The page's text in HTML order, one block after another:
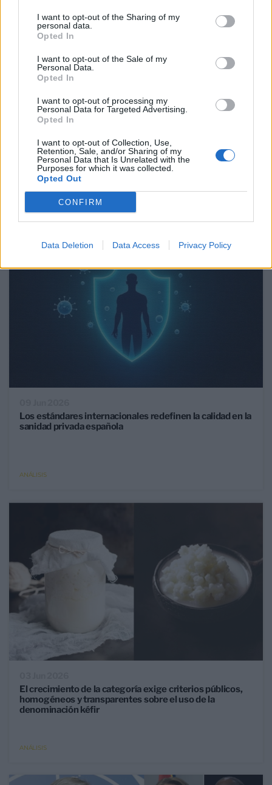
I want to opt-out of the Sharing of my
personal data.
Opted In
I want to opt-out of the Sale of my
Personal Data.
Opted In
I want to opt-out of processing my
Personal Data for Targeted Advertising.
Opted In
I want to opt-out of Collection, Use,
Retention, Sale, and/or Sharing of my
Personal Data that Is Unrelated with the
Purposes for which it was collected.
Opted Out
CONFIRM
Data Deletion Data Access Privacy Policy
La Comunidad de Madrid se sitúa como el “Gold
Standard” de la transparencia sanitaria hospitalaria en
España
Los estándares internacionales redefinen la calidad en la
sanidad privada española
ANÁLISIS
El crecimiento de la categoría exige criterios públicos,
homogéneos y transparentes sobre el uso de la
denominación kéfir
ANÁLISIS